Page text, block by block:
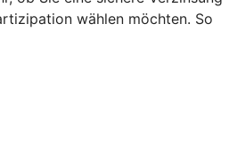
wählen möchten. So